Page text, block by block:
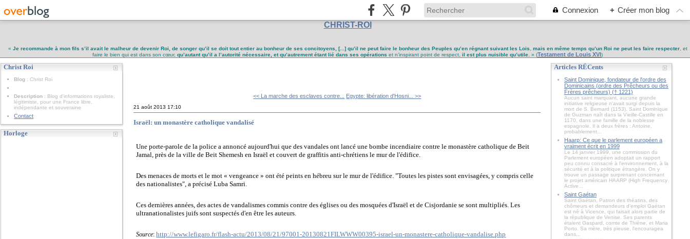
Connexion + Créer mon blog
CHRIST-ROI
« Je recommande à mon fils s’il avait le malheur de devenir Roi, de songer qu’il se doit tout entier au bonheur de ses concitoyens, [...] qu’il ne peut faire le bonheur des Peuples qu’en régnant suivant les Lois mais en même temps qu’un Roi ne peut les faire respecter, et
faire le bien qui est dans son cœur, qu’autant qu’il a l’autorité nécessaire, et qu’autrement étant lié dans ses opérations et n’inspirant point de respect, il est plus nuisible qu’utile . » (Testament de Louis XVI)
Christ Roi
Blog : Christ Roi
Description : Blog d'informations royaliste,
légitimiste, pour une France libre,
indépendante et souveraine
Contact
Horloge
<< La marche des esclaves contre... Egypte: libération d'Hosni... >>
21 août 2013 17:10
Israël: un monastère catholique vandalisé
Une porte-parole de la police a annoncé aujourd'hui que des vandales ont lancé une bombe incendiaire contre le monastère catholique de Beit
Jamal, près de la ville de Beit Shemesh en Israël et couvert de graffitis anti-chrétiens le mur de l'édifice.
Des menaces de morts et le mot « vengeance » ont été peints en hébreu sur le mur de l'édifice. "Toutes les pistes sont envisagées, y compris celle
des nationalistes", a précisé Luba Samri.
Ces dernières années, des actes de vandalismes commis contre des églises ou des mosquées d'Israël et de Cisjordanie se sont multipliés. Les
ultranationalistes juifs sont suspectés d'en être les auteurs.
Source:http://www.lefigaro.fr/flash-actu/2013/08/21/97001-20130821FILWWW00395-israel-un-monastere-catholique-vandalise.php
Articles RÉCents
Saint Dominique, fondateur de l'ordre des
Dominicains (ordre des Prêcheurs ou des
Frères prêcheurs) († 1221)
Aucun saint marquant, aucune grande
initiative religieuse n'avait surgi depuis la
mort de S. Bernard (1153). Saint Dominique
de Guzman naît dans la Vieille-Castille en
1170, dans une famille de la noblesse
espagnole. Il a deux frères : Antoine,
probablement...
Haarp: Ce que le parlement européen a
vraiment écrit en 1999
Le 14 janvier 1999, une commission du
Parlement européen adoptait un rapport
peu connu consacré à l'environnement, à la
sécurité et à la politique étrangère. On y
trouve un passage surprenant concernant
le projet américain HAARP (High Frequency
Active...
Saint Gaétan
Saint Gaétan, Patron des théatins, des
chômeurs et demandeurs d'emploi Gaétan
est né à Vicence, qui faisait alors partie de
la république de Venise. Ses parents
étaient Gaspard, comte de Thiène, et Maria
Porto. Sa mère, très pieuse, l'encouragea
dans...